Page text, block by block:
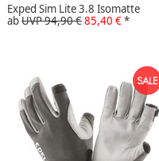
Exped Sim Lite 3.8 Isomatte
abUVP 94,90 €85,40 €*